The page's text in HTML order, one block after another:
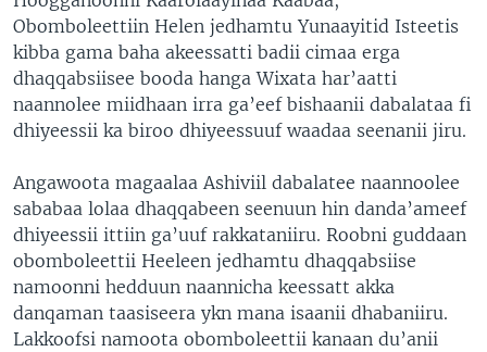
Obomboleettiin Helen jedhamtu Yunaayitid Isteetis
kibba gama baha akeessatti badii cimaa erga
dhaqqabsiisee booda hanga Wixata har’aatti
naannolee miidhaan irra ga’eef bishaanii dabalataa fi
dhiyeessii ka biroo dhiyeessuuf waadaa seenanii jiru.
Angawoota magaalaa Ashiviil dabalatee naannoolee
sababaa lolaa dhaqqabeen seenuun hin danda’ameef
dhiyeessii ittiin ga’uuf rakkataniiru. Roobni guddaan
obomboleettii Heeleen jedhamtu dhaqqabsiise
namoonni hedduun naannicha keessatt akka
danqaman taasiseera ykn mana isaanii dhabaniiru.
Lakkoofsi namoota obomboleettii kanaan du’anii